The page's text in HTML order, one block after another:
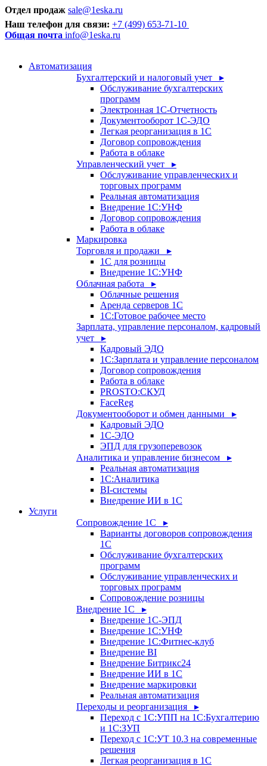
Отдел продаж sale@1eska.ru
Наш телефон для связи: +7 (499) 653-71-10
Общая почта info@1eska.ru
Автоматизация
Бухгалтерский и налоговый учет ▸
Обслуживание бухгалтерских
программ
Электронная 1С-Отчетность
Документооборот 1С-ЭДО
Легкая реорганизация в 1С
Договор сопровождения
Работа в облаке
Управленческий учет ▸
Обслуживание управленческих и
торговых программ
Реальная автоматизация
Внедрение 1С:УНФ
Договор сопровождения
Работа в облаке
Маркировка
Торговля и продажи ▸
1С для розницы
Внедрение 1С:УНФ
Облачная работа ▸
Облачные решения
Аренда серверов 1С
1C:Готовое рабочее место
Зарплата, управление персоналом, кадровый
учет ▸
Кадровый ЭДО
1С:Зарплата и управление персоналом
Договор сопровождения
Работа в облаке
PROSTO:СКУД
FaceReg
Документооборот и обмен данными ▸
Кадровый ЭДО
1С-ЭДО
ЭПД для грузоперевозок
Аналитика и управление бизнесом ▸
Реальная автоматизация
1С:Аналитика
BI-системы
Внедрение ИИ в 1С
Услуги
Сопровождение 1С ▸
Варианты договоров сопровождения
1С
Обслуживание бухгалтерских
программ
Обслуживание управленческих и
торговых программ
Сопровождение розницы
Внедрение 1С ▸
Внедрение 1С-ЭПД
Внедрение 1С:УНФ
Внедрение 1С:Фитнес-клуб
Внедрение BI
Внедрение Битрикс24
Внедрение ИИ в 1С
Внедрение маркировки
Реальная автоматизация
Переходы и реорганизация ▸
Переход с 1С:УПП на 1С:Бухгалтерию
и 1С:ЗУП
Переход с 1С:УТ 10.3 на современные
решения
Легкая реорганизация в 1С